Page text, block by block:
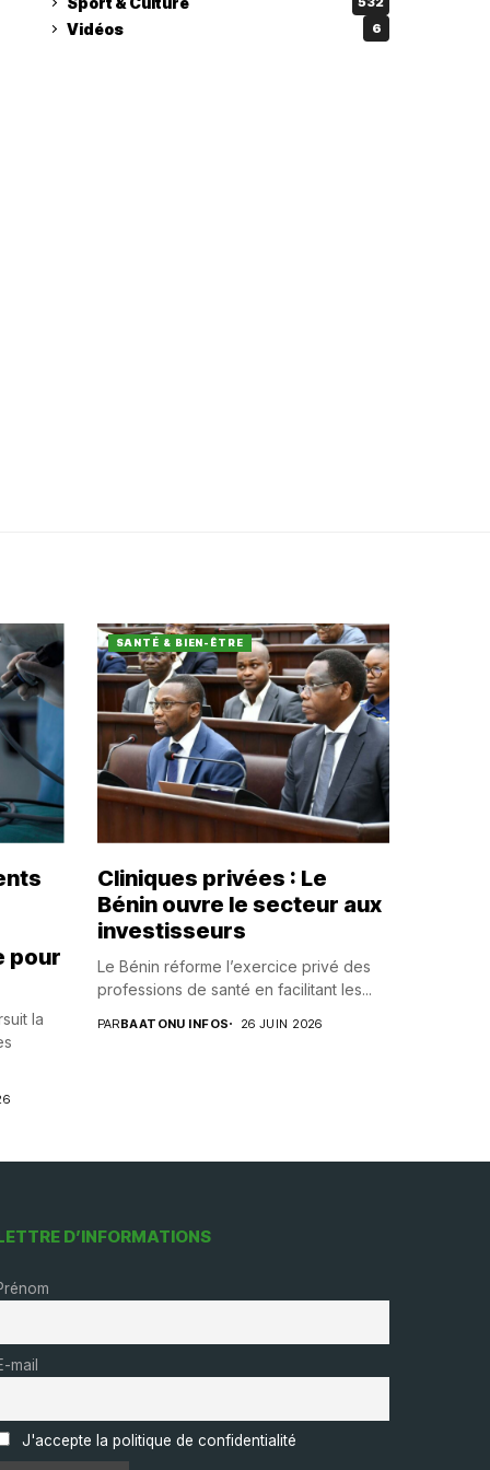
Vidéos 6
pour
la
SANTÉ & BIEN-ÊTRE
Cliniques privées : Le
Bénin ouvre le secteur aux
investisseurs
Le Bénin réforme l’exercice privé des
professions de santé en facilitant les...
PARBAATONU INFOS 26 JUIN 2026
D’INFORMATIONS
mail
J'accepte la politique de confidentialité